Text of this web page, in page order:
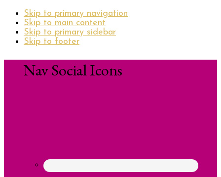
Skip to primary navigation
Skip to main content
Skip to primary sidebar
Skip to footer
Nav Social Icons